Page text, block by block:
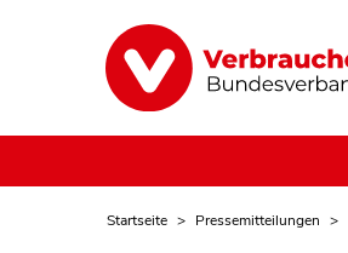
Startseite Pressemitteilungen